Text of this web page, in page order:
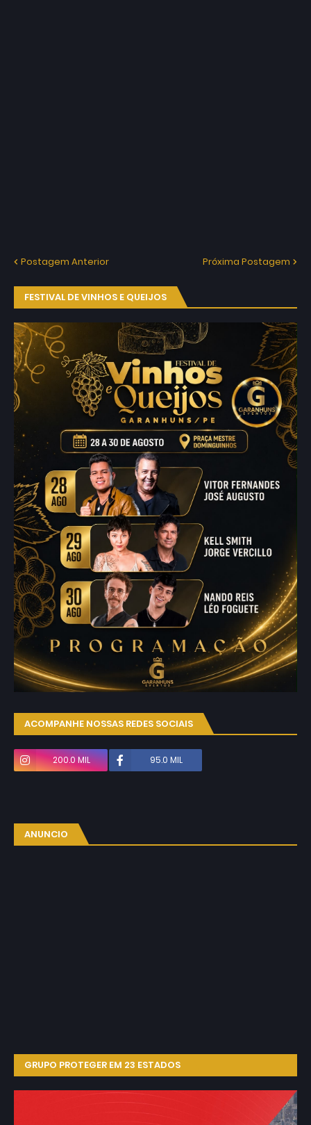
Postagem Anterior Próxima Postagem
FESTIVAL DE VINHOS E QUEIJOS
ACOMPANHE NOSSAS REDES SOCIAIS
200.0 MIL 95.0 MIL
ANUNCIO
GRUPO PROTEGER EM 23 ESTADOS